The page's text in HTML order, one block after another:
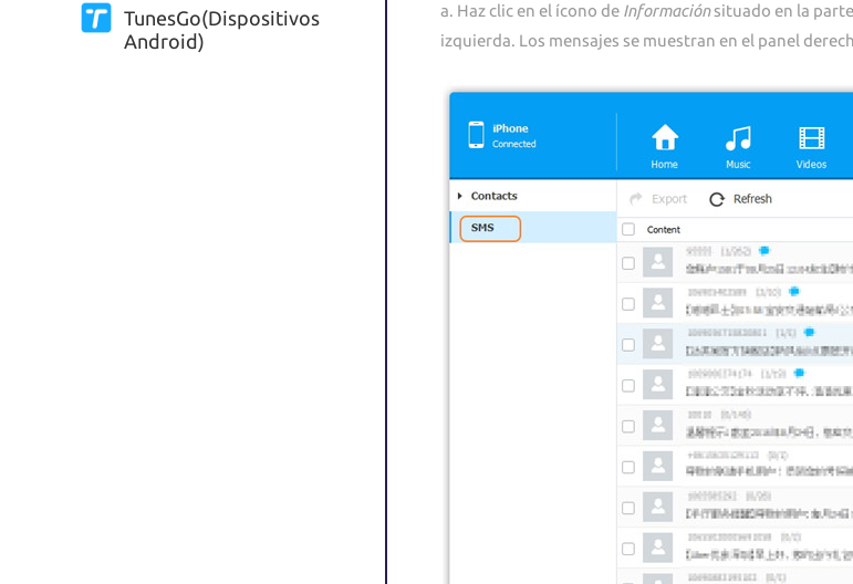
TunesGo(Dispositivos
Android)
a. Haz clic en el ícono de Informaciónsituado en la
izquierda. Los mensajes se muestran en el panel